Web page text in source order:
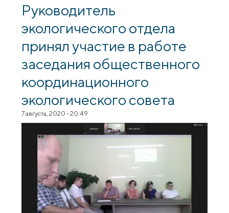
Руководитель
экологического отдела
принял участие в работе
заседания общественного
координационного
экологического совета
7 августа, 2020 - 20:49